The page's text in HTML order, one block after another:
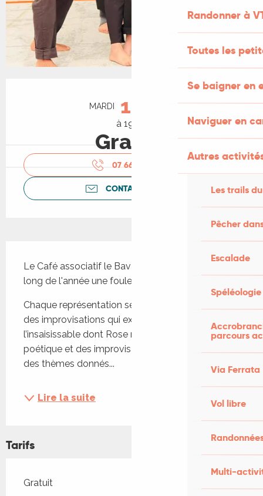
Randonner à
Toutes les
Se baigner en
Naviguer en
Autres
Les trails
Pêcher
Escalade
Spéléologie
parcours
Via Ferrata
Vol libre
Multi-
Ouverture et coordonnées
MARDI 18
à 19:00
Gratuit
07 66 34 78
CONTACTEZ-NOUS
Le Café associatif le Bavardou propose tout au
long de l'année une foule de manifestations.
Chaque représentation se compose de 2 parties :
des improvisations qui explorent la quête de
l’insaisissable dont Rose n’est qu’une métaphore
poétique et des improvisations avec des rêves et
des thèmes donnés...
Lire la suite
Tarifs
Tarifs 2026
Gratuit